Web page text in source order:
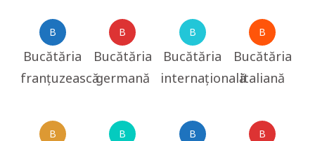
B
Bucătăria
franțuzească
B
Bucătăria
germană
B
Bucătăria
internațională
B
Bucătăria
italiană
B B B B